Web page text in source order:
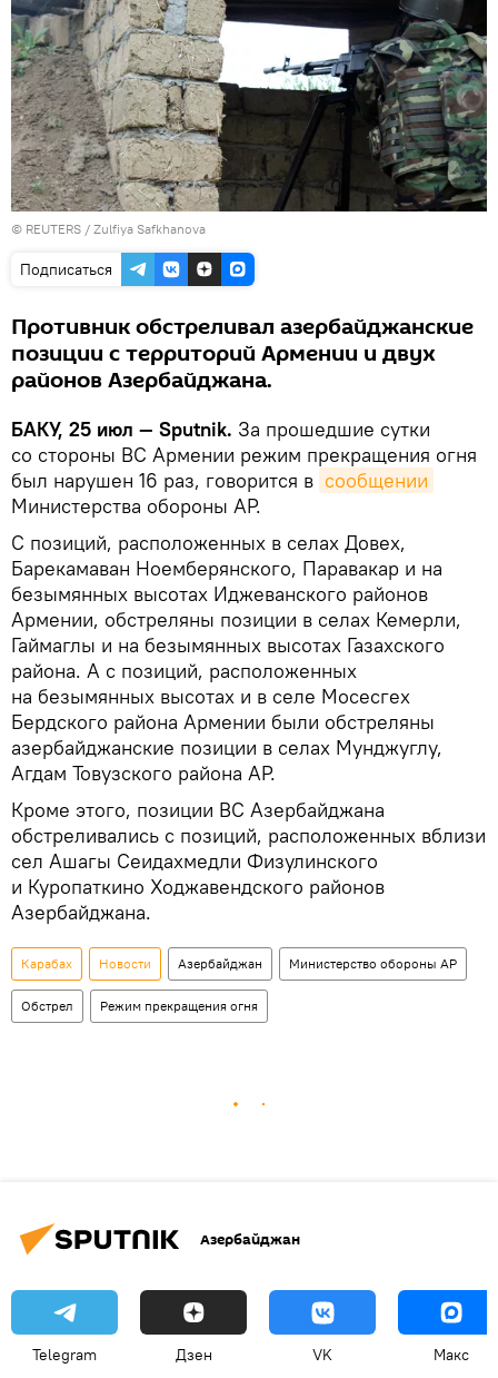
© REUTERS / Zulfiya Safkhanova
Подписаться
Противник обстреливал азербайджанские
позиции с территорий Армении и двух
районов Азербайджана.
БАКУ, 25 июл — Sputnik. За прошедшие сутки
со стороны ВС Армении режим прекращения огня
был нарушен 16 раз, говорится в сообщении
Министерства обороны АР.
С позиций, расположенных в селах Довех,
Барекамаван Ноемберянского, Паравакар и на
безымянных высотах Иджеванского районов
Армении, обстреляны позиции в селах Кемерли,
Гаймаглы и на безымянных высотах Газахского
района. А с позиций, расположенных
на безымянных высотах и в селе Мосесгех
Бердского района Армении были обстреляны
азербайджанские позиции в селах Мунджуглу,
Агдам Товузского района АР.
Кроме этого, позиции ВС Азербайджана
обстреливались с позиций, расположенных вблизи
сел Ашагы Сеидахмедли Физулинского
и Куропаткино Ходжавендского районов
Азербайджана.
Карабах Новости Азербайджан Министерство обороны АР
Обстрел Режим прекращения огня
Азербайджан
Telegram Дзен VK Макс